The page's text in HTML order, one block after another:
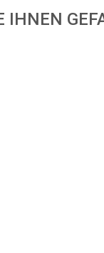
IHNEN